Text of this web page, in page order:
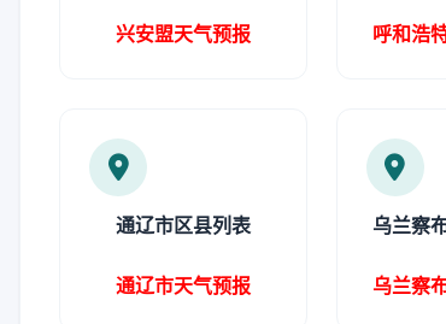
兴安盟天气预报 呼和浩
通辽市区县列表
通辽市天气预报
乌兰察
乌兰察